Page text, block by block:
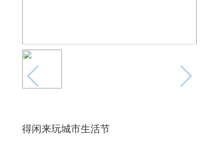
得闲来玩城市生活节